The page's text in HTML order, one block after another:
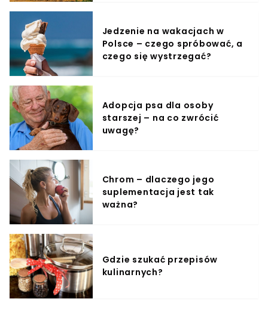
Jedzenie na wakacjach w
Polsce – czego spróbować, a
czego się wystrzegać?
Adopcja psa dla osoby
starszej – na co zwrócić
uwagę?
Chrom – dlaczego jego
suplementacja jest tak
ważna?
Gdzie szukać przepisów
kulinarnych?